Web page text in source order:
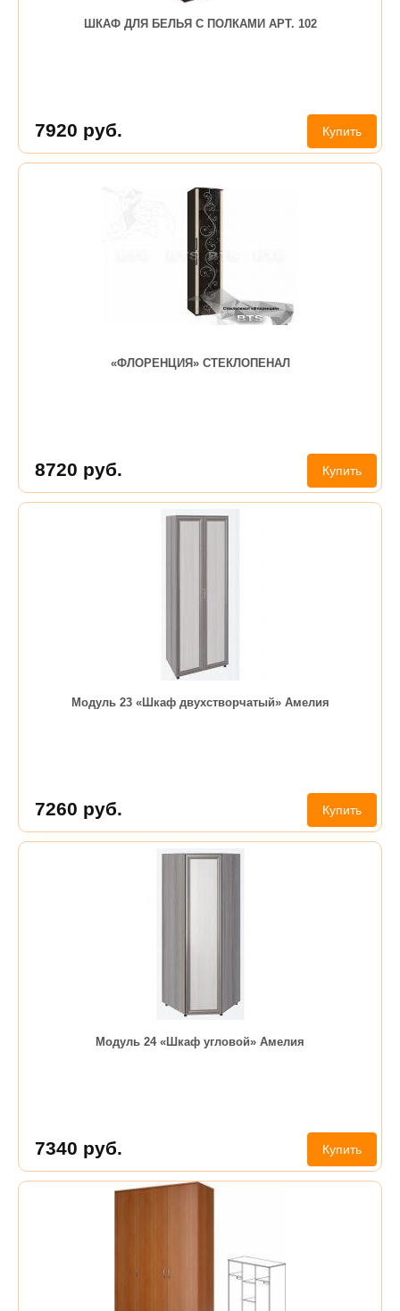
ШКАФ ДЛЯ БЕЛЬЯ С ПОЛКАМИ АРТ. 102
7920 руб. Купить
«ФЛОРЕНЦИЯ» СТЕКЛОПЕНАЛ
8720 руб. Купить
Модуль 23 «Шкаф двухстворчатый» Амелия
7260 руб. Купить
Модуль 24 «Шкаф угловой» Амелия
7340 руб. Купить